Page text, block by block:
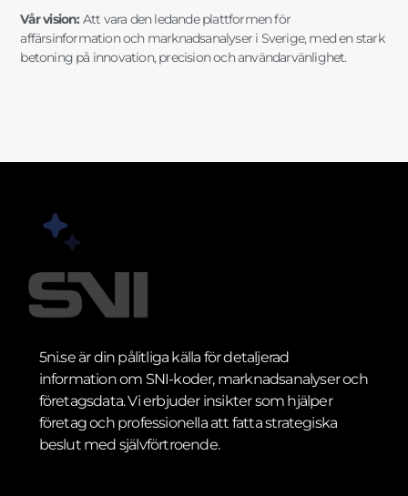
Vår vision: Att vara den ledande plattformen för
affärsinformation och marknadsanalyser i Sverige, med en stark
betoning på innovation, precision och användarvänlighet.
5ni.se är din pålitliga källa för detaljerad
information om SNI-koder, marknadsanalyser och
företagsdata. Vi erbjuder insikter som hjälper
företag och professionella att fatta strategiska
beslut med självförtroende.